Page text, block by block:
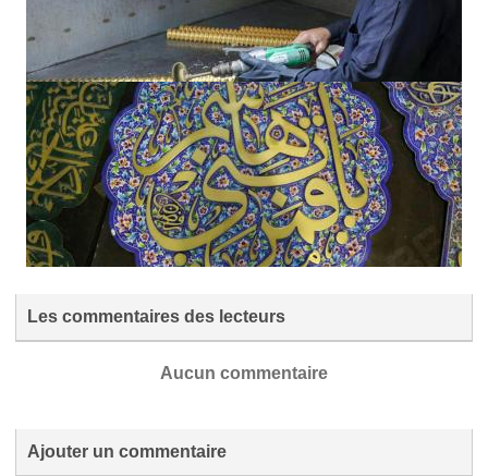
Les commentaires des lecteurs
Aucun commentaire
Ajouter un commentaire